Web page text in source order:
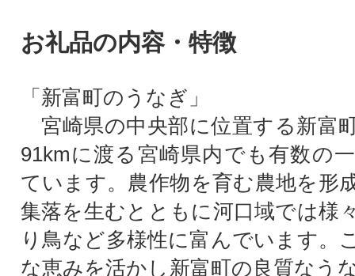
お礼品の内容・特徴
「新富町のうなぎ」
宮崎県の中央部に位置する新富
91kmに渡る宮崎県内でも有数の
ています。農作物を育む農地を形
集落を生むとともに河口域では様
り鳥など多様性に富んでいます。
な恵みを活かし新富町の良質なう